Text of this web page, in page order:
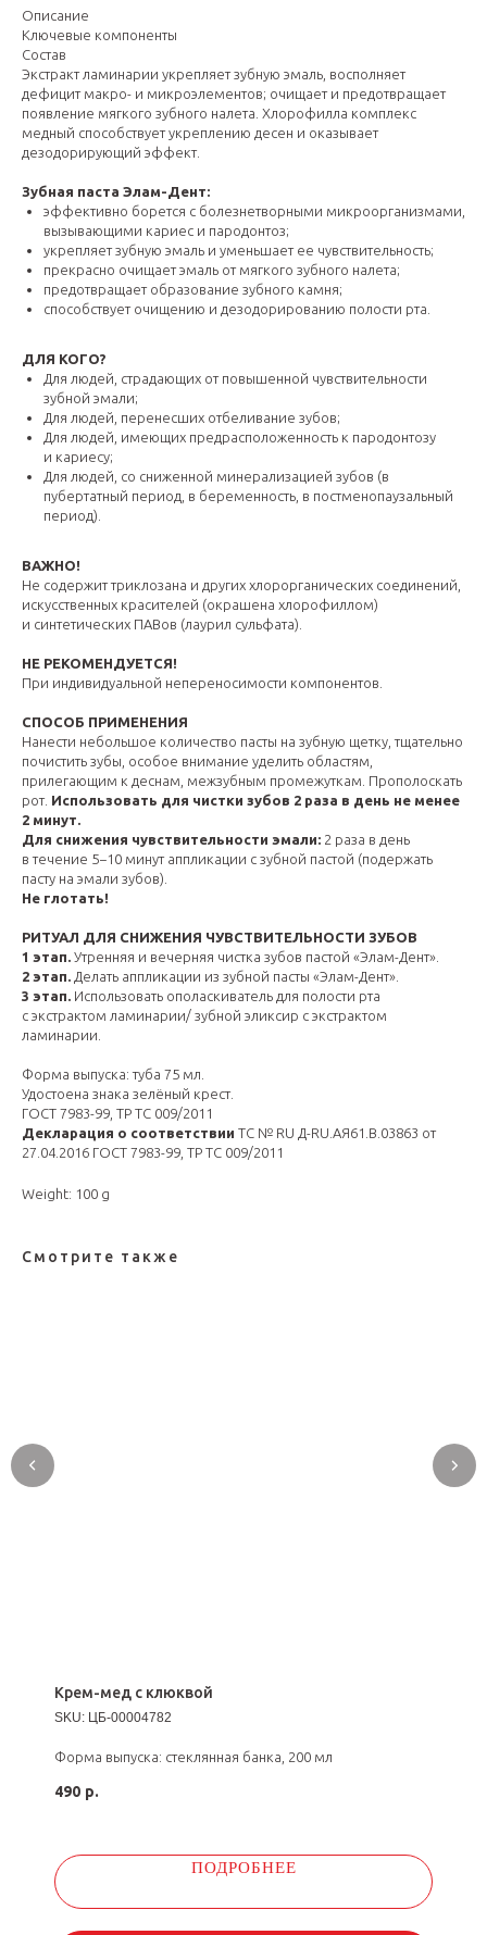
Описание
Ключевые компоненты
Состав
Экстракт ламинарии укрепляет зубную эмаль, восполняет
дефицит макро- и микроэлементов; очищает и предотвращает
появление мягкого зубного налета. Хлорофилла комплекс
медный способствует укреплению десен и оказывает
дезодорирующий эффект.
Зубная паста Элам-Дент:
эффективно борется с болезнетворными микроорганизмами,
вызывающими кариес и пародонтоз;
укрепляет зубную эмаль и уменьшает ее чувствительность;
прекрасно очищает эмаль от мягкого зубного налета;
предотвращает образование зубного камня;
способствует очищению и дезодорированию полости рта.
ДЛЯ КОГО?
Для людей, страдающих от повышенной чувствительности
зубной эмали;
Для людей, перенесших отбеливание зубов;
Для людей, имеющих предрасположенность к пародонтозу
и кариесу;
Для людей, со сниженной минерализацией зубов (в
пубертатный период, в беременность, в постменопаузальный
период).
ВАЖНО!
Не содержит триклозана и других хлорорганических соединений,
искусственных красителей (окрашена хлорофиллом)
и синтетических ПАВов (лаурил сульфата).
НЕ РЕКОМЕНДУЕТСЯ!
При индивидуальной непереносимости компонентов.
СПОСОБ ПРИМЕНЕНИЯ
Нанести небольшое количество пасты на зубную щетку, тщательно
почистить зубы, особое внимание уделить областям,
прилегающим к деснам, межзубным промежуткам. Прополоскать
рот. Использовать для чистки зубов 2 раза в день не менее
2 минут.
Для снижения чувствительности эмали: 2 раза в день
в течение 5−10 минут аппликации с зубной пастой (подержать
пасту на эмали зубов).
Не глотать!
РИТУАЛ ДЛЯ СНИЖЕНИЯ ЧУВСТВИТЕЛЬНОСТИ ЗУБОВ
1 этап. Утренняя и вечерняя чистка зубов пастой «Элам-Дент».
2 этап. Делать аппликации из зубной пасты «Элам-Дент».
3 этап. Использовать ополаскиватель для полости рта
с экстрактом ламинарии/ зубной эликсир с экстрактом
ламинарии.
Форма выпуска: туба 75 мл.
Удостоена знака зелёный крест.
ГОСТ 7983-99, ТР ТС 009/2011
Декларация о соответствии ТС № RU Д-RU.АЯ61.В.03863 от
27.04.2016 ГОСТ 7983-99, ТР ТС 009/2011
Weight: 100 g
Смотрите также
Крем-мед с клюквой
SKU: ЦБ-00004782
Форма выпуска: стеклянная банка, 200 мл
490 р.
ПОДРОБНЕЕ